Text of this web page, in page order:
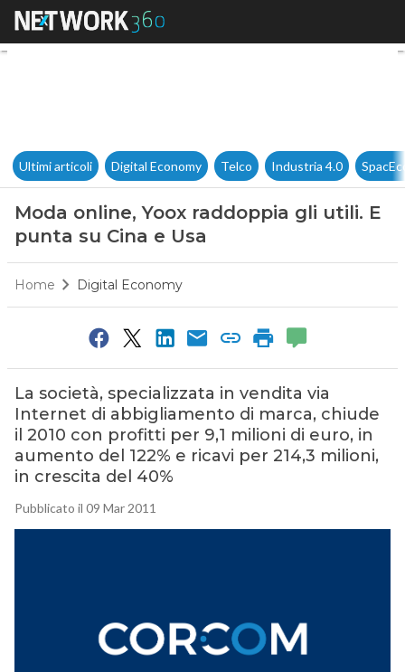
Moda online, Yoox
Ultimi articoli Digital Economy Telco Industria 4.0
Moda online, Yoox raddoppia gli utili. E
punta su Cina e Usa
Home Digital Economy
La società, specializzata in vendita via
Internet di abbigliamento di marca, chiude
il 2010 con profitti per 9,1 milioni di euro, in
aumento del 122% e ricavi per 214,3 milioni,
in crescita del 40%
Pubblicato il 09 Mar 2011